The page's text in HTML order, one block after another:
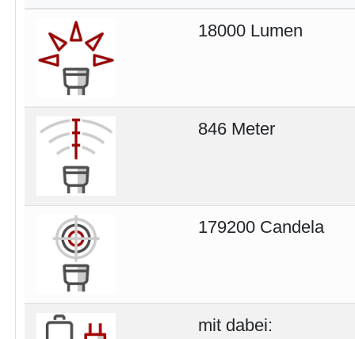
18000 Lumen
846 Meter
179200 Candela
mit dabei: